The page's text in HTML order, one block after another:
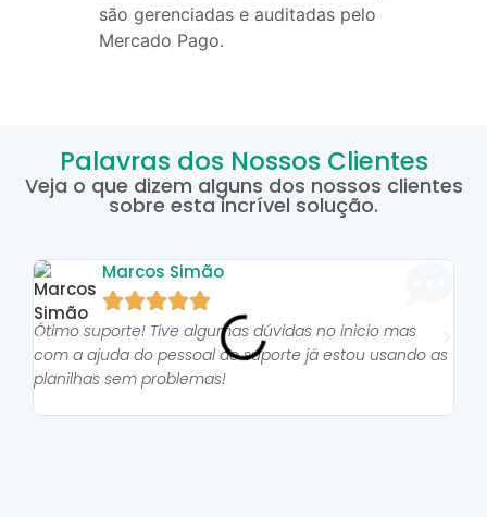
são gerenciadas e auditadas pelo
Mercado Pago.
Palavras dos Nossos Clientes
Veja o que dizem alguns dos nossos clientes
sobre esta incrível solução.
Marcos Simão

Ótimo suporte! Tive algumas dúvidas no inicio mas
com a ajuda do pessoal do suporte já estou usando as
planilhas sem problemas!